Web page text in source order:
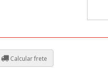
Calcular frete